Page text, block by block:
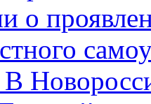
о